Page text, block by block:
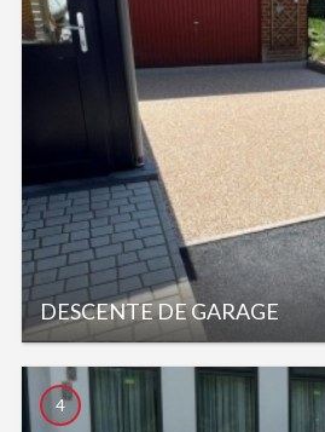
DESCENTE DE GARAGE
4